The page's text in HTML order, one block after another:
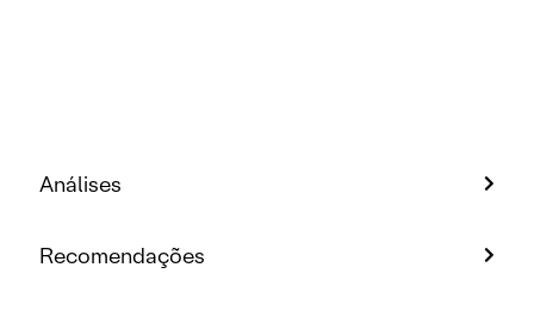
Análises
Recomendações